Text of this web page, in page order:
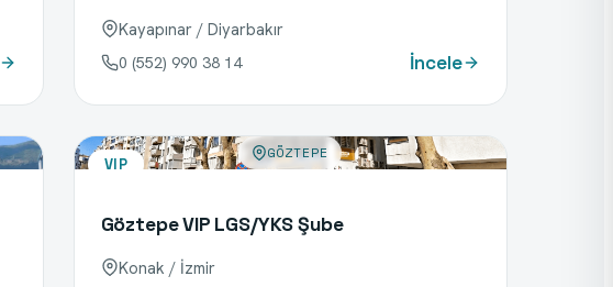
Kayapınar / Diyarbakır
0 (552) 990 38 14 İncele
VIP
GÖZTEPE
Göztepe VIP LGS/YKS Şube
Konak / İzmir